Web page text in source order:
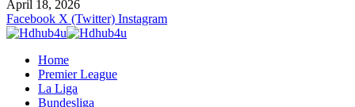
April 18, 2026
Facebook X (Twitter) Instagram
Home
Premier League
La Liga
Bundesliga